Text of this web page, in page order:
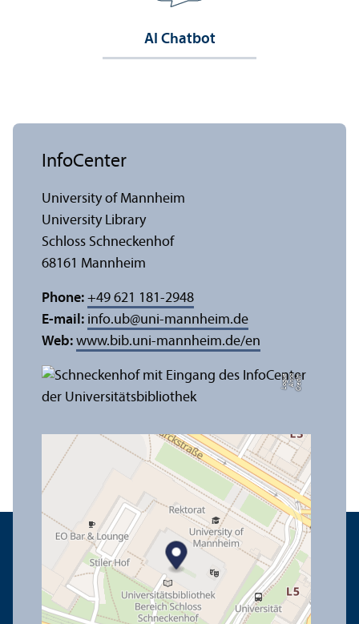
AI Chatbot
C
r
e
di
t:
A
n
n
a
L
o
g
u
e
InfoCenter
University of Mannheim
University Library
Schloss Schneckenhof
68161 Mannheim
Phone: +49 621 181-2948
E-mail: info.ub@uni-mannheim.de
Web: www.bib.uni-mannheim.de/en